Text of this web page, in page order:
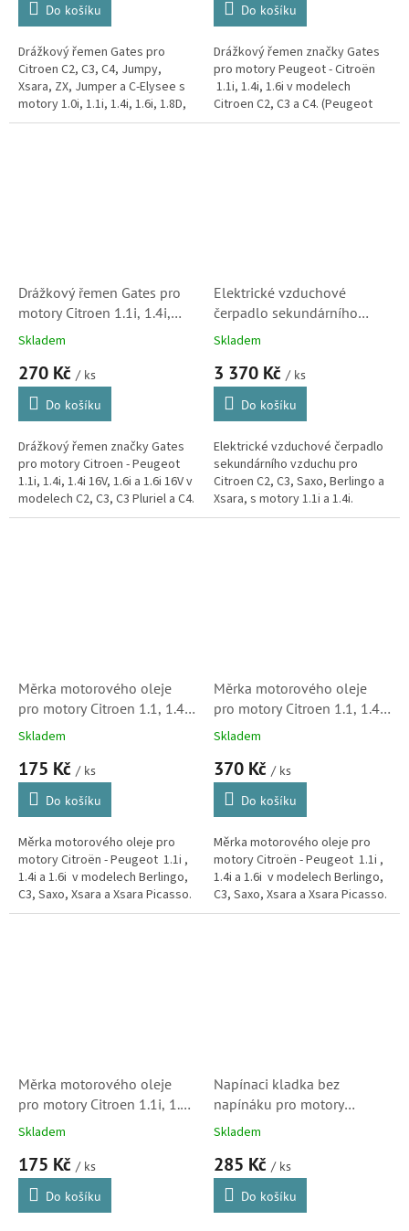
Do košíku
Drážkový řemen Gates pro
Citroen C2, C3, C4, Jumpy,
Xsara, ZX, Jumper a C-Elysee s
motory 1.0i, 1.1i, 1.4i, 1.6i, 1.8D,
1.9D a 1.9TD.
Do košíku
Drážkový řemen značky Gates
pro motory Peugeot - Citroën
1.1i, 1.4i, 1.6i v modelech
Citroen C2, C3 a C4. (Peugeot
1007, 207, 307)
Drážkový řemen Gates pro
motory Citroen 1.1i, 1.4i,
1.6i, 1.6i 16V (6PK1069,
Skladem
270 Kč / ks
Do košíku
Drážkový řemen značky Gates
pro motory Citroen - Peugeot
1.1i, 1.4i, 1.4i 16V, 1.6i a 1.6i 16V v
modelech C2, C3, C3 Pluriel a C4.
(Peugeot 1007, 206, 207, 307,
Elektrické vzduchové
čerpadlo sekundárního
vzduchu pro Citroen C2, C3,
Skladem
3 370 Kč / ks
Do košíku
Elektrické vzduchové čerpadlo
sekundárního vzduchu pro
Citroen C2, C3, Saxo, Berlingo a
Xsara, s motory 1.1i a 1.4i.
Měrka motorového oleje
pro motory Citroen 1.1, 1.4,
1.6, C3, Berlingo, Saxo,
(117475, 723516, 55956)
Skladem
175 Kč / ks
Do košíku
Měrka motorového oleje pro
motory Citroën - Peugeot 1.1i ,
1.4i a 1.6i v modelech Berlingo,
C3, Saxo, Xsara a Xsara Picasso.
Pro Peugeot v modelech 106,
Měrka motorového oleje
pro motory Citroen 1.1, 1.4,
1.6, C3, Berlingo, Saxo,
(117475)
Skladem
370 Kč / ks
Do košíku
Měrka motorového oleje pro
motory Citroën - Peugeot 1.1i ,
1.4i a 1.6i v modelech Berlingo,
C3, Saxo, Xsara a Xsara Picasso.
Pro Peugeot v modelech 106,
Měrka motorového oleje
pro motory Citroen 1.1i, 1.4i
v modelech C2, C3,
Skladem
175 Kč / ks
Do košíku
Napínaci kladka bez
napínáku pro motory
Citroen 1.1i, 1.4i, 1.6i, 1.6i
1611425280,
331316170390,
E2P5981BTA)
Skladem
285 Kč / ks
Do košíku